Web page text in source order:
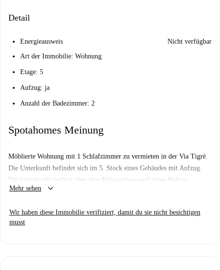
Detail
Energieausweis
Nicht verfügbar
Art der Immobilie: Wohnung
Etage: 5
Aufzug: ja
Anzahl der Badezimmer: 2
Spotahomes Meinung
Möblierte Wohnung mit 1 Schlafzimmer zu vermieten in der Via Tigrè.
Die Unterkunft befindet sich im 5. Stock eines Gebäudes mit Aufzug.
Die Unterkunft verfügt über eine Klimaanlage und einen Balkon.
Mehr sehen
keyboard_arrow_down
Wir haben diese Immobilie verifiziert, damit du sie nicht besichtigen
musst